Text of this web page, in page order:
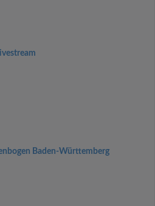
Baden-Württemberg